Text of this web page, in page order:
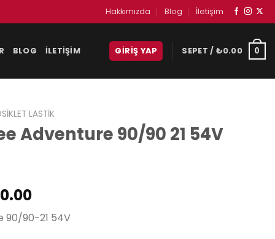
Hakkımızda Blog İletişim
BLOG İLETIŞIM GIRIŞ YAP SEPET / ₺0.00 0
LASTIK
Adventure 90/90 21 54V
Şu
andaki
fiyat:
90/90-21 54V